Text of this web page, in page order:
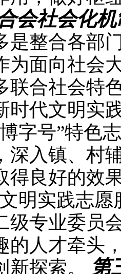
会社会化
是整合各部
为面向社会
联合社会特
时代文明实
字号”特色
深入镇、村
得良好的效
明实践志愿
级专业委员
的人才牵头
新探索。
第